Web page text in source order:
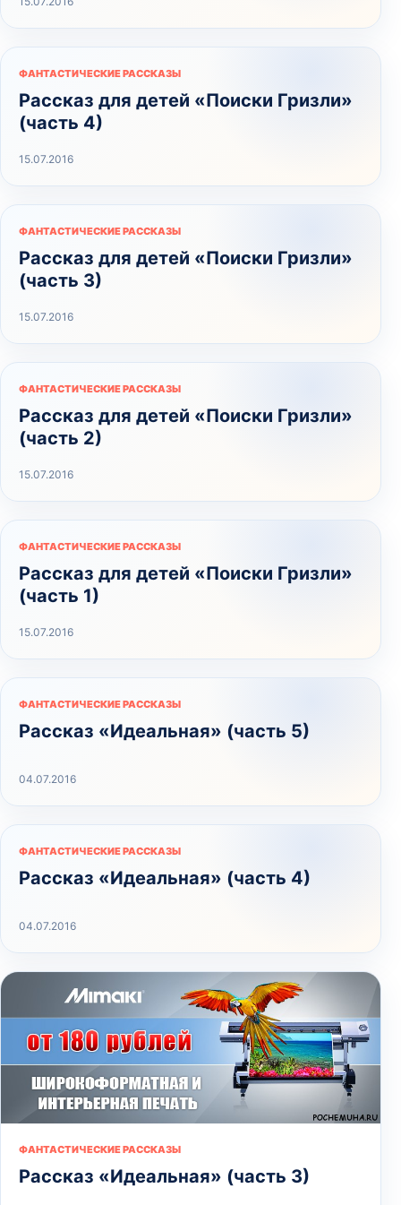
ФАНТАСТИЧЕСКИЕ РАССКАЗЫ
Рассказ для детей «Поиски Гризли»
(часть 4)
15.07.2016
ФАНТАСТИЧЕСКИЕ РАССКАЗЫ
Рассказ для детей «Поиски Гризли»
(часть 3)
15.07.2016
ФАНТАСТИЧЕСКИЕ РАССКАЗЫ
Рассказ для детей «Поиски Гризли»
(часть 2)
15.07.2016
ФАНТАСТИЧЕСКИЕ РАССКАЗЫ
Рассказ для детей «Поиски Гризли»
(часть 1)
15.07.2016
ФАНТАСТИЧЕСКИЕ РАССКАЗЫ
Рассказ «Идеальная» (часть 5)
04.07.2016
ФАНТАСТИЧЕСКИЕ РАССКАЗЫ
Рассказ «Идеальная» (часть 4)
04.07.2016
ФАНТАСТИЧЕСКИЕ РАССКАЗЫ
Рассказ «Идеальная» (часть 3)